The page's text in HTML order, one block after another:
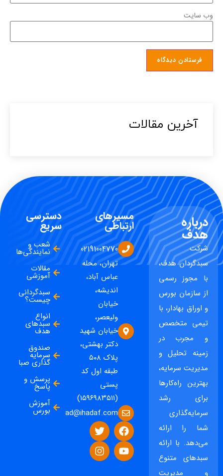
وب‌ سایت
آخرین مقالات​
درباره
هدف
شرکت
سبدگردان هدف،
با مجوز رسمی
از سازمان بورس
و اوراق بهادار، با
تیمی متخصص
و مجرب در
زمینه تحلیل و
مدیریت سرمایه،
بهترین راه‌کارها
برای رشد
سرمایه‌گذاری
شما را ارائه
می‌دهد. با ارائه
سبدهای متنوع
و مدیریت
مسیرهای
ارتباطی
02191004770
تهران، محله
عباس آباد،
اندیشه،
خیابان
ولیعصر،
خیابان شهید
دکتر بهشتی،
پلاک ۵۰۸
طبقه اول کد
پستی
(۱۵۹۶۹۸۳۵۱۱)
ad@ihadaf.com
دسترسی
سریع
شعب و
نمایندگی‌ها
مقالات
آموزشی
سبدگردانی
چیست؟
انواع
سبدهای
هدف
صندوق
سرمایه
گذاری صبا
پرسش و
پاسخ
آموزش
بورس